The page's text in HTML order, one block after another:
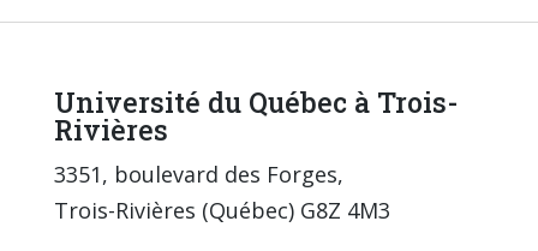
Université du Québec à Trois-
Rivières
3351, boulevard des Forges,
Trois-Rivières (Québec) G8Z 4M3